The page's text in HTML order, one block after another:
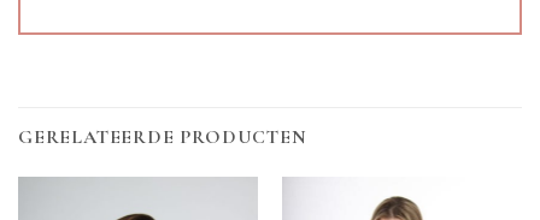
GERELATEERDE PRODUCTEN